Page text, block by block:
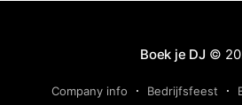
Boek je DJ ©
Company info Bedrijfsfeest